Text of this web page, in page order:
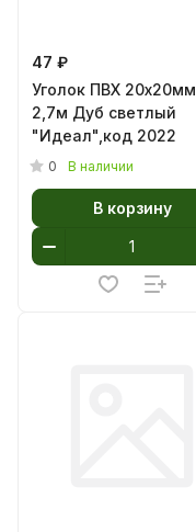
47 ₽
Уголок ПВХ 20х20мм
2,7м Дуб светлый
"Идеал",код 2022
0 В наличии
В корзину